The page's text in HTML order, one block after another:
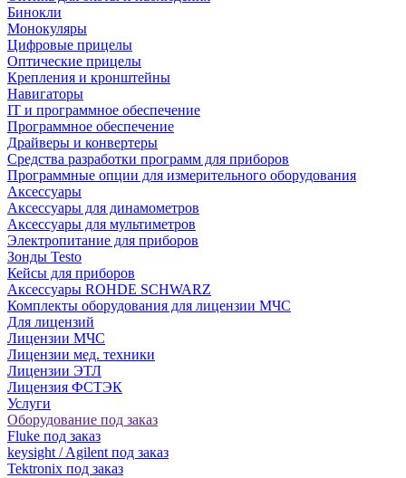
Бинокли
Монокуляры
Цифровые прицелы
Оптические прицелы
Крепления и кронштейны
Навигаторы
IT и программное обеспечение
Программное обеспечение
Драйверы и конвертеры
Средства разработки программ для приборов
Программные опции для измерительного оборудования
Аксессуары
Аксессуары для динамометров
Аксессуары для мультиметров
Электропитание для приборов
Зонды Testo
Кейсы для приборов
Аксессуары ROHDE SCHWARZ
Комплекты оборудования для лицензии МЧС
Для лицензий
Лицензии МЧС
Лицензии мед. техники
Лицензии ЭТЛ
Лицензия ФСТЭК
Услуги
Оборудование под заказ
Fluke под заказ
keysight / Agilent под заказ
Tektronix под заказ